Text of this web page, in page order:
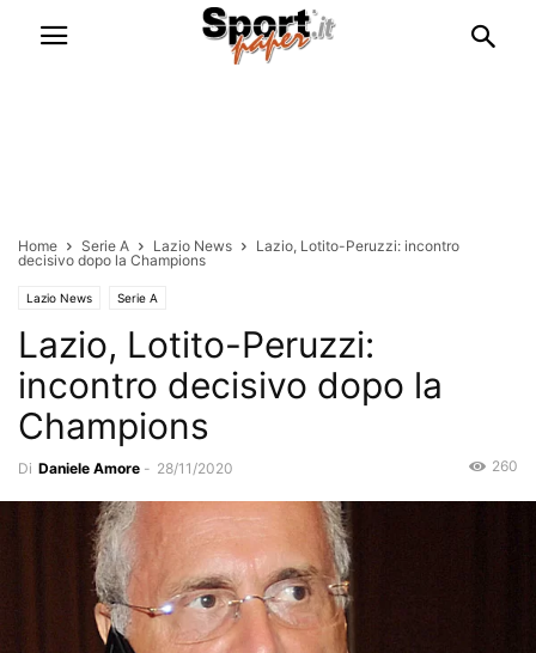
Home Serie A Lazio News
Lazio, Lotito-Peruzzi: incontro
decisivo dopo la Champions
Lazio News Serie A
Lazio, Lotito-Peruzzi:
incontro decisivo dopo la
Champions
Di Daniele Amore - 28/11/2020 260